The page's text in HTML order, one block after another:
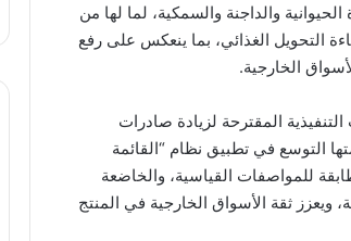
والداجنة والسمكية، لما لها من
التحويل الغذائي، بما ينعكس على رفع
الخارجية.
المقترحة لزيادة صادرات
التوسع في تطبيق نظام “القائمة
للمواصفات القياسية، والخاضعة
ويعزز ثقة الأسواق الخارجية في المنتج